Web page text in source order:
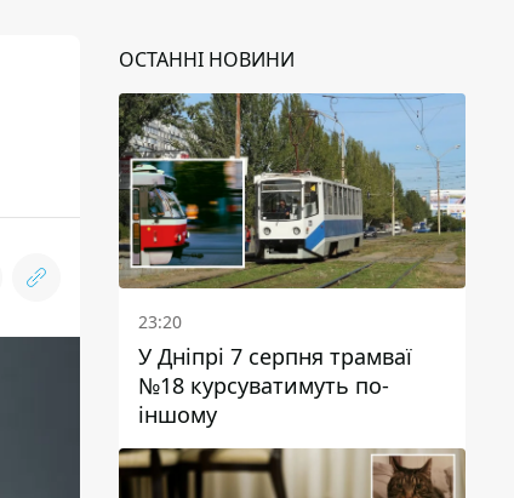
ОСТАННІ НОВИНИ
23:20
У Дніпрі 7 серпня трамваї
№18 курсуватимуть по-
іншому